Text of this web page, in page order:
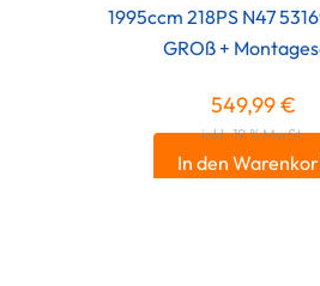
1995ccm 218PS N47
GROß +
549,99€
inkl. 19 % MwSt.
In den